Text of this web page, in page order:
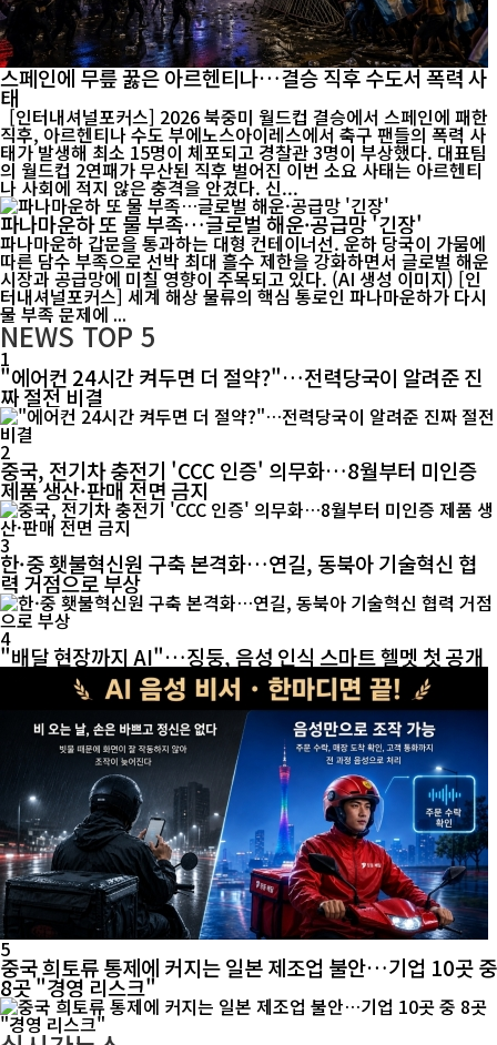
스페인에 무릎 꿇은 아르헨티나…결승 직후 수도서 폭력 사
태
[인터내셔널포커스] 2026 북중미 월드컵 결승에서 스페인에 패한
직후, 아르헨티나 수도 부에노스아이레스에서 축구 팬들의 폭력 사
태가 발생해 최소 15명이 체포되고 경찰관 3명이 부상했다. 대표팀
의 월드컵 2연패가 무산된 직후 벌어진 이번 소요 사태는 아르헨티
나 사회에 적지 않은 충격을 안겼다. 신...
파나마운하 또 물 부족…글로벌 해운·공급망 '긴장'
파나마운하 갑문을 통과하는 대형 컨테이너선. 운하 당국이 가뭄에
따른 담수 부족으로 선박 최대 흘수 제한을 강화하면서 글로벌 해운
시장과 공급망에 미칠 영향이 주목되고 있다. (AI 생성 이미지) [인
터내셔널포커스] 세계 해상 물류의 핵심 통로인 파나마운하가 다시
물 부족 문제에 ...
NEWS TOP 5
1
"에어컨 24시간 켜두면 더 절약?"…전력당국이 알려준 진
짜 절전 비결
2
중국, 전기차 충전기 'CCC 인증' 의무화…8월부터 미인증
제품 생산·판매 전면 금지
3
한·중 횃불혁신원 구축 본격화…연길, 동북아 기술혁신 협
력 거점으로 부상
4
"배달 현장까지 AI"…징둥, 음성 인식 스마트 헬멧 첫 공개
5
중국 희토류 통제에 커지는 일본 제조업 불안…기업 10곳 중
8곳 "경영 리스크"